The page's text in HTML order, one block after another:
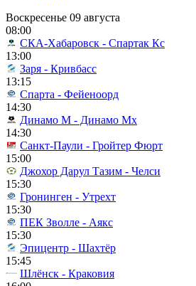
Воскресенье 09 августа
08:00
СКА-Хабаровск - Спартак Кс
13:00
Заря - Кривбасс
13:15
Спарта - Фейеноорд
14:30
Динамо М - Динамо Мх
14:30
Санкт-Паули - Гройтер Фюрт
15:00
Джохор Дарул Тазим - Челси
15:30
Гронинген - Утрехт
15:30
ПЕК Зволле - Аякс
15:30
Эпицентр - Шахтёр
15:45
Шлёнск - Краковия